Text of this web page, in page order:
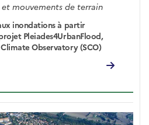
mouvements de terrain
inondations à partir
Pleiades4UrbanFlood,
Observatory (SCO)